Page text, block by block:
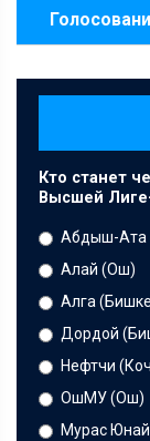
Кто станет
Высшей
Абдыш-Ата
Алай (Ош)
Алга
Дордой
Нефтчи
ОшМУ (Ош)
Мурас